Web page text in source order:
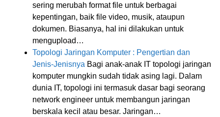
sering merubah format file untuk berbagai
kepentingan, baik file video, musik, ataupun
dokumen. Biasanya, hal ini dilakukan untuk
mengupload…
Topologi Jaringan Komputer : Pengertian dan
Jenis-Jenisnya Bagi anak-anak IT topologi jaringan
komputer mungkin sudah tidak asing lagi. Dalam
dunia IT, topologi ini termasuk dasar bagi seorang
network engineer untuk membangun jaringan
berskala kecil atau besar. Jaringan…